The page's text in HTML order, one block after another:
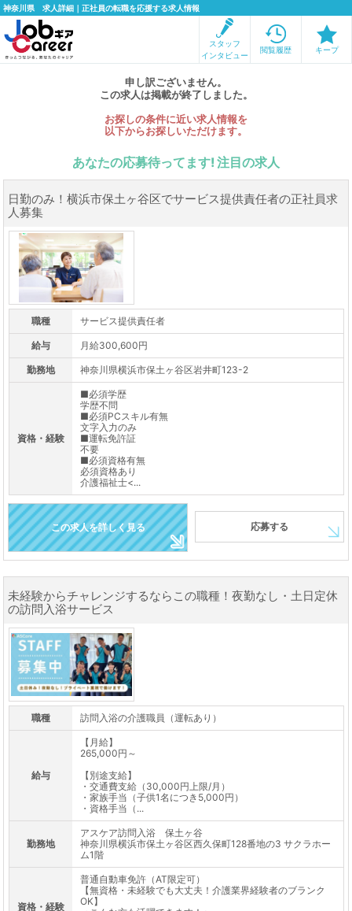
神奈川県 求人詳細｜正社員の転職を応援する求人情報
スタッフ
インタビュー
閲覧履歴 キープ
申し訳ございません。
この求人は掲載が終了しました。
お探しの条件に近い求人情報を
以下からお探しいただけます。
あなたの応募待ってます! 注目の求人
日勤のみ！横浜市保土ヶ谷区でサービス提供責任者の正社員求
人募集
職種 サービス提供責任者
給与 月給300,600円
勤務地 神奈川県横浜市保土ヶ谷区岩井町123-2
資格・経験
■必須学歴
学歴不問
■必須PCスキル有無
文字入力のみ
■運転免許証
不要
■必須資格有無
必須資格あり
介護福祉士<...
この求人を詳しく見る 応募する
未経験からチャレンジするならこの職種！夜勤なし・土日定休
の訪問入浴サービス
職種 訪問入浴の介護職員（運転あり）
給与
【月給】
265,000円～
【別途支給】
・交通費支給（30,000円上限/月）
・家族手当（子供1名につき5,000円）
・資格手当（...
勤務地
アスケア訪問入浴 保土ヶ谷
神奈川県横浜市保土ヶ谷区西久保町128番地の3 サクラホー
ム1階
資格・経験
普通自動車免許（AT限定可）
【無資格・未経験でも大丈夫！介護業界経験者のブランク
OK】